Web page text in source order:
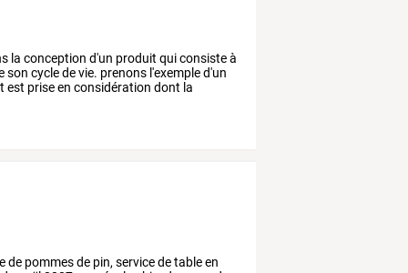
la conception d'un produit quiconsisteà
son cycledevie. prenons l'exempled'un
est priseen considération dont la
de pommesde pin, servicedetableen